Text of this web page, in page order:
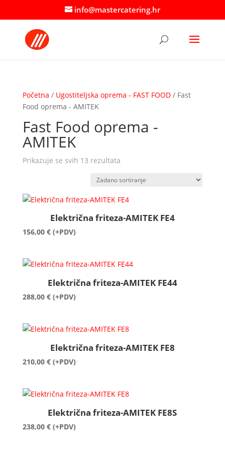
info@mastercatering.hr
Početna / Ugostiteljska oprema - FAST FOOD/ Fast
Food oprema - AMITEK
Fast Food oprema -
AMITEK
Prikazuje se svih 13 rezultata
Električna friteza-AMITEK FE4
156,00 € (+PDV)
Električna friteza-AMITEK FE44
288,00 € (+PDV)
Električna friteza-AMITEK FE8
210,00 € (+PDV)
Električna friteza-AMITEK FE8S
238,00 € (+PDV)